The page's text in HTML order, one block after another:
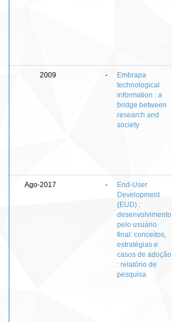
2009 -
Embrapa
technological
information : a
bridge between
research and
society
Ago-2017 -
End-User
Development
(EUD) :
desenvolvimento
pelo usuário
final: conceitos,
estratégias e
casos de adoção
: relatório de
pesquisa